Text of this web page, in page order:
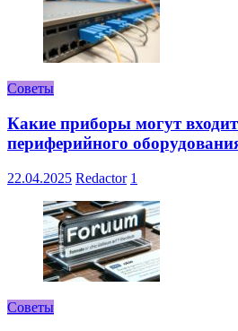
Советы
Какие приборы могут
периферийного
22.04.2025 Redactor 1
Советы